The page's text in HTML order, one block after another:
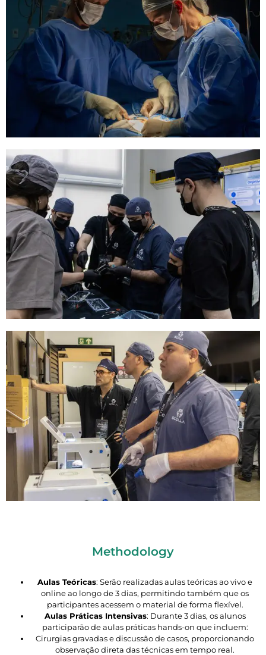
Methodology
Aulas Teóricas: Serão realizadas aulas teóricas ao vivo e
online ao longo de 3 dias, permitindo também que os
participantes acessem o material de forma flexível.
Aulas Práticas Intensivas: Durante 3 dias, os alunos
participarão de aulas práticas hands-on que incluem:
Cirurgias gravadas e discussão de casos, proporcionando
observação direta das técnicas em tempo real.